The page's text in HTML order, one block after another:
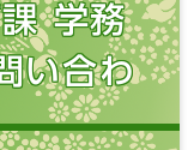
課 学務
い合わ